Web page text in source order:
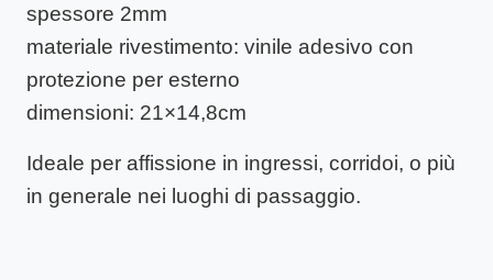
spessore 2mm
materiale rivestimento: vinile adesivo con
protezione per esterno
dimensioni: 21×14,8cm
Ideale per affissione in ingressi, corridoi, o più
in generale nei luoghi di passaggio.